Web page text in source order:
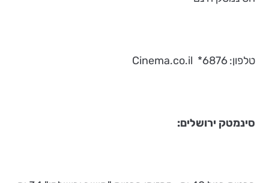
טלפון: 6876* Cinema.co.il
סינמטק ירושלים: